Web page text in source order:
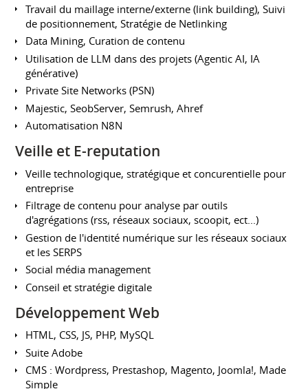
Travail du maillage interne/externe (link building), Suivi
de positionnement, Stratégie de Netlinking
Data Mining, Curation de contenu
Utilisation de LLM dans des projets (Agentic AI, IA
générative)
Private Site Networks (PSN)
Majestic, SeobServer, Semrush, Ahref
Automatisation N8N
Veille et E-reputation
Veille technologique, stratégique et concurentielle pour
entreprise
Filtrage de contenu pour analyse par outils
d'agrégations (rss, réseaux sociaux, scoopit, ect...)
Gestion de l'identité numérique sur les réseaux sociaux
et les SERPS
Social média management
Conseil et stratégie digitale
Développement Web
HTML, CSS, JS, PHP, MySQL
Suite Adobe
CMS : Wordpress, Prestashop, Magento, Joomla!, Made
Simple